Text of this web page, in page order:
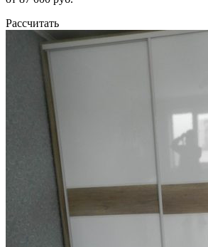
Рассчитать